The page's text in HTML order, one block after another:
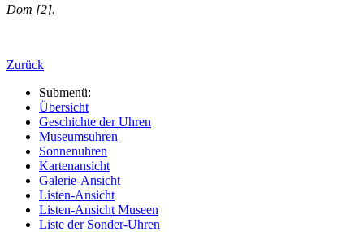
Dom [2].
Zurück
Submenü:
Übersicht
Geschichte der Uhren
Museumsuhren
Sonnenuhren
Kartenansicht
Galerie-Ansicht
Listen-Ansicht
Listen-Ansicht Museen
Liste der Sonder-Uhren